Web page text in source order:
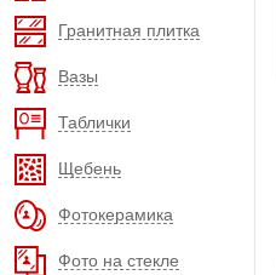
Гранитная плитка
Вазы
Таблички
Щебень
Фотокерамика
Фото на стекле